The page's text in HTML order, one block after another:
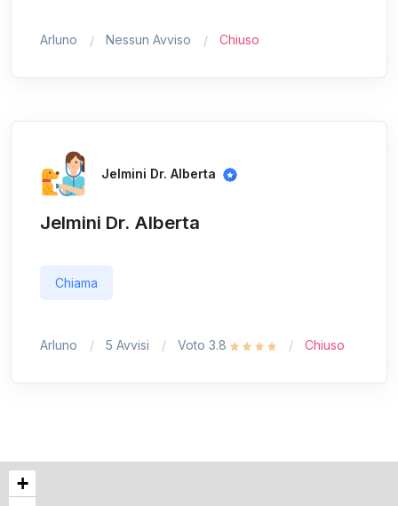
Arluno Nessun Avviso Chiuso
Jelmini Dr. Alberta
Jelmini Dr. Alberta
Chiama
Arluno 5 Avvisi Voto 3.8 Chiuso
+